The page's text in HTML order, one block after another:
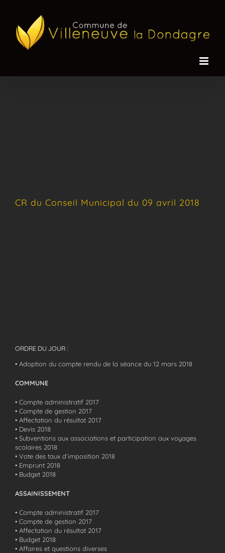
CR du Conseil Municipal du 09 avril 2018
ORDRE DU JOUR :
• Adoption du compte rendu de la séance du 12 mars 2018
COMMUNE
• Compte administratif 2017
• Compte de gestion 2017
• Affectation du résultat 2017
• Devis 2018
• Subventions aux associations et participation aux voyages
scolaires 2018
• Vote des taux d’imposition 2018
• Emprunt 2018
• Budget 2018
ASSAINISSEMENT
• Compte administratif 2017
• Compte de gestion 2017
• Affectation du résultat 2017
• Budget 2018
• Affaires et questions diverses